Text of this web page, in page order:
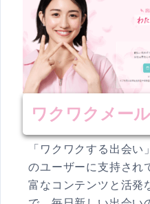
ワクワクメール
「ワクワクする出会い
のユーザーに支持され
富なコンテンツと活発